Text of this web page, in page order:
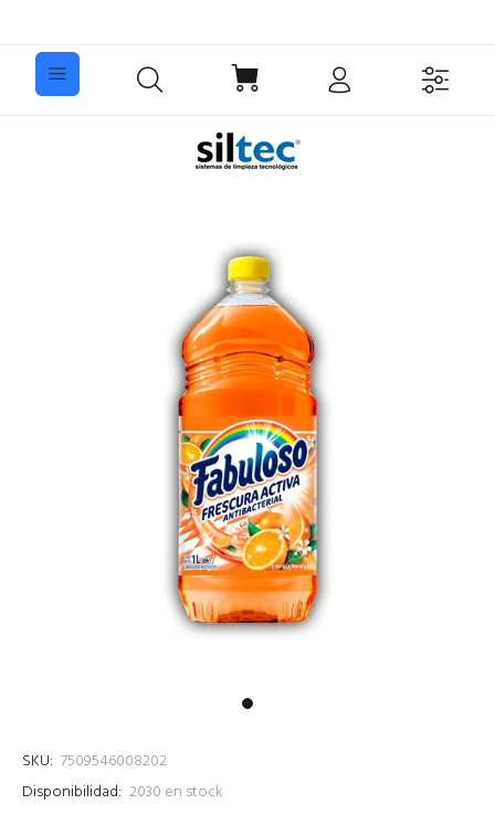
SKU: 7509546008202
Disponibilidad: 2030 en stock